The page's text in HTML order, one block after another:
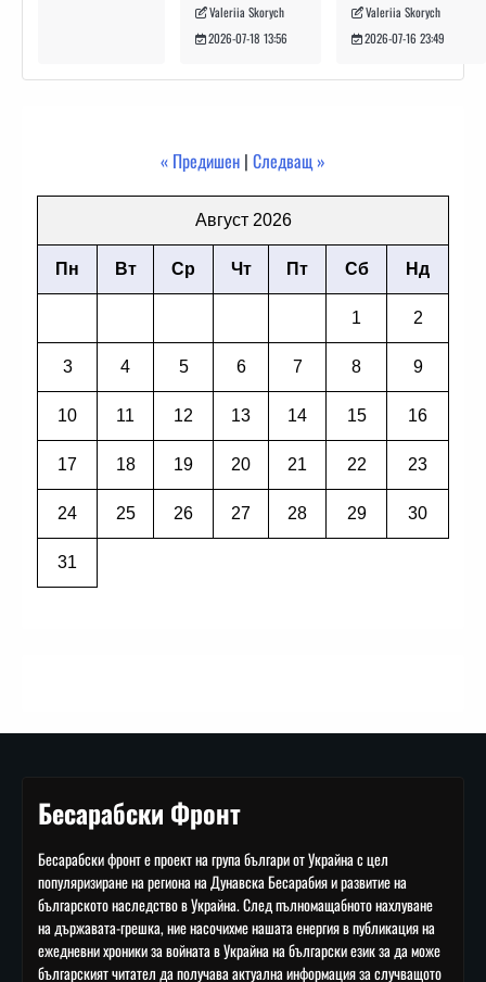
Valeriia Skorych
2026-07-18 13:56
Valeriia Skorych
2026-07-16 23:49
« Предишен | Следващ »
Август 2026
Пн Вт Ср Чт Пт Сб Нд
1 2
3 4 5 6 7 8 9
10 11 12 13 14 15 16
17 18 19 20 21 22 23
24 25 26 27 28 29 30
31
Бесарабски Фронт
Бесарабски фронт е проект на група българи от Украйна с цел
популяризиране на региона на Дунавска Бесарабия и развитие на
българското наследство в Украйна. След пълномащабното нахлуване
на държавата-грешка, ние насочихме нашата енергия в публикация на
ежедневни хроники за войната в Украйна на български език за да може
българският читател да получава актуална информация за случващото